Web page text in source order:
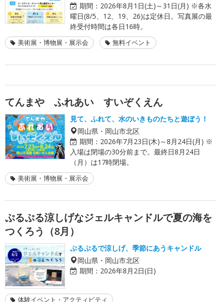
期間： 2026年8月1日(土)～31日(月) ※各水
曜日(8/5、12、19、26)は定休日。写真展の最
終受付時間は各日16時。
美術展・博物展・展示会 無料イベント
てんまや ふれあい すいぞくえん
見て、ふれて、水のいきものたちと遊ぼう！
岡山県・岡山市北区
期間： 2026年7月23日(木)～8月24日(月) ※
入場は閉場の30分前まで。最終日8月24日
（月）は17時閉場。
美術展・博物展・展示会
ぷるぷる涼しげなジェルキャンドルで夏の海を
つくろう（8月）
ぷるぷるで涼しげ、季節にあうキャンドル
岡山県・岡山市北区
期間： 2026年8月2日(日)
体験イベント・アクティビティ